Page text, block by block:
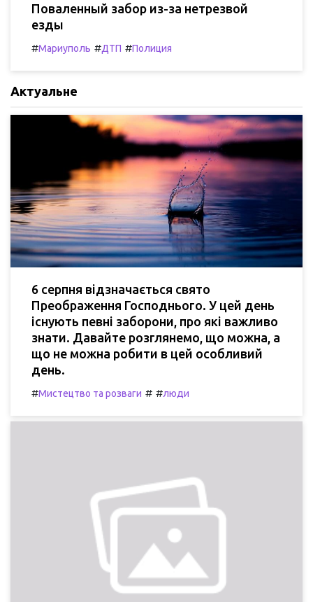
Поваленный забор из-за нетрезвой
езды
#Мариуполь #ДТП #Полиция
Актуальне
6 серпня відзначається свято
Преображення Господнього. У цей день
існують певні заборони, про які важливо
знати. Давайте розглянемо, що можна, а
що не можна робити в цей особливий
день.
#Мистецтво та розваги # #люди